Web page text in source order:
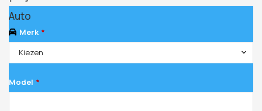
Auto
Merk *
Kiezen
Model *